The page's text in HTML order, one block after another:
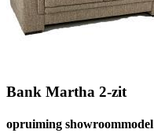
Bank Martha 2-zit
opruiming showroommodel